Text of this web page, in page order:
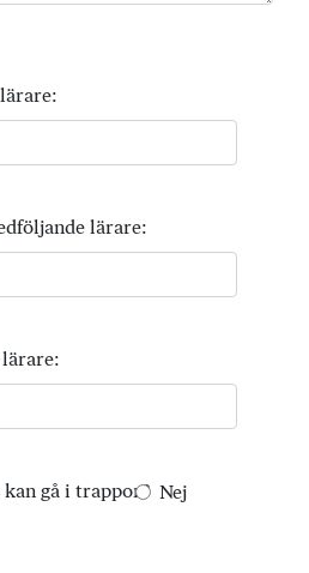
lärare:
gå i trappor? Nej